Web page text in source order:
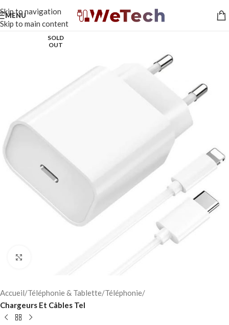
Skip to navigation
Skip to main content
MENU
SOLD
OUT
Accueil Téléphonie & Tablette Téléphonie
Chargeurs Et Câbles Tel